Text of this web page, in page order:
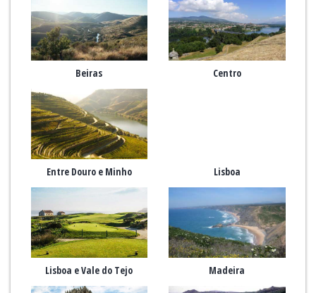
Beiras Centro
Entre Douro e Minho Lisboa
Lisboa e Vale do Tejo Madeira